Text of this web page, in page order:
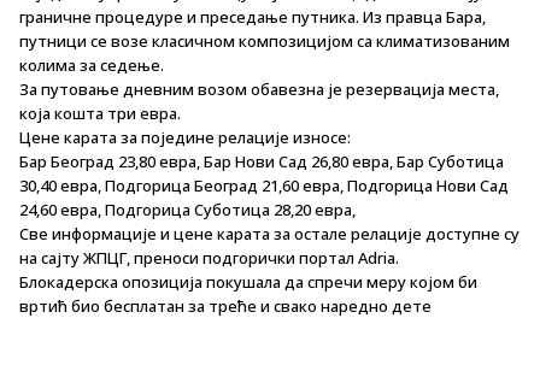
граничне процедуре и преседање путника. Из правца Бара,
путници се возе класичном композицијом са климатизованим
колима за седење.
За путовање дневним возом обавезна је резервација места,
која кошта три евра.
Цене карата за поједине релације износе:
Бар Београд 23,80 евра, Бар Нови Сад 26,80 евра, Бар Суботица
30,40 евра, Подгорица Београд 21,60 евра, Подгорица Нови Сад
24,60 евра, Подгорица Суботица 28,20 евра,
Све информације и цене карата за остале релације доступне су
на сајту ЖПЦГ, преноси подгорички портал Adria.
Блокадерска опозиција покушала да спречи меру којом би
вртић био бесплатан за треће и свако наредно дете